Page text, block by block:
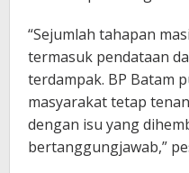
“Sejumlah tahapan
termasuk pendataan
terdampak. BP Batam
masyarakat tetap
dengan isu yang
bertanggungjawab,”